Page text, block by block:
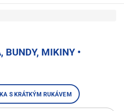
BUNDY, MIKINY •
S KRÁTKÝM RUKÁVEM